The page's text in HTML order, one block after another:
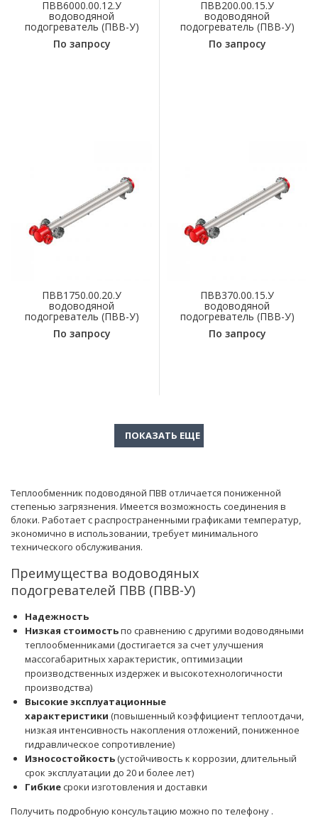
ПВВ6000.00.12.У
водоводяной
подогреватель (ПВВ-У)
По запросу
ПВВ200.00.15.У
водоводяной
подогреватель (ПВВ-У)
По запросу
ПВВ1750.00.20.У
водоводяной
подогреватель (ПВВ-У)
По запросу
ПВВ370.00.15.У
водоводяной
подогреватель (ПВВ-У)
По запросу
Теплообменник подоводяной ПВВ отличается пониженной
степенью загрязнения. Имеется возможность соединения в
блоки. Работает с распространенными графиками температур,
экономично в использовании, требует минимального
технического обслуживания.
Преимущества водоводяных
подогревателей ПВВ (ПВВ-У)
Надежность
Низкая стоимостьпо сравнению с другими водоводяными
теплообменниками (достигается за счет улучшения
массогабаритных характеристик, оптимизации
производственных издержек и высокотехнологичности
производства)
Высокие эксплуатационные
характеристики (повышенный коэффициент теплоотдачи,
низкая интенсивность накопления отложений, пониженное
гидравлическое сопротивление)
Износостойкость(устойчивость к коррозии, длительный
срок эксплуатации до 20 и более лет)
Гибкиесроки изготовления и доставки
Получить подробную консультацию можно по телефону .